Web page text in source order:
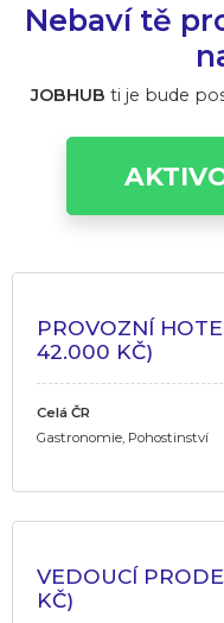
Nebaví tě
JOBHUB ti je bude
PROVOZNÍ
42.000 KČ)
Celá ČR
Gastronomie, Pohostinství
VEDOUCÍ
KČ)